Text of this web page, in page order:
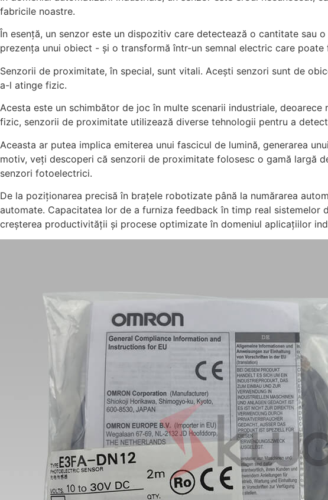
fabricile noastre.
În esență, un senzor este un dispozitiv care detectează o cantitate sau
prezența unui obiect - și o transformă într-un semnal electric care
Senzorii de proximitate, în special, sunt vitali. Acești senzori sunt de
a-l atinge fizic.
Acesta este un schimbător de joc în multe scenarii industriale,
fizic, senzorii de proximitate utilizează diverse tehnologii pentru a
Aceasta ar putea implica emiterea unui fascicul de lumină, generarea
motiv, veți descoperi că senzorii de proximitate folosesc o gamă largă
senzori fotoelectrici.
De la poziționarea precisă în brațele robotizate până la numărarea
automate. Capacitatea lor de a furniza feedback în timp real
creșterea productivității și procese optimizate în domeniul aplicațiilor